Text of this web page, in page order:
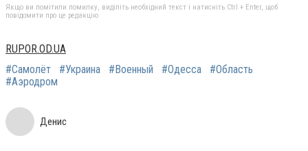
Якщо ви помітили помилку, виділіть необхідний текст і натисніть Ctrl + Enter, щоб
повідомити про це редакцію
RUPOR.OD.UA
#Самолёт
#Украина #Военный #Одесса
#Область
#Аэродром
Денис